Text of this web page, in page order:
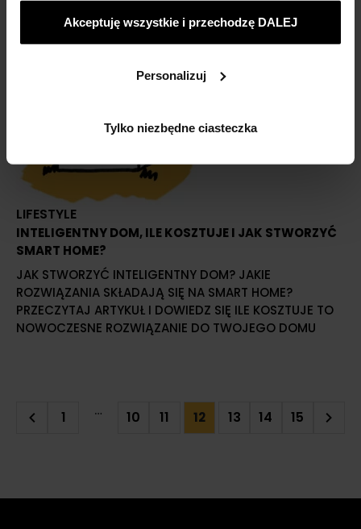
ciasteczka używając opcji „Personalizuj”; odmówić ciasteczek,
które nie są niezbędne: klikając „Tylko niezbędne ciasteczka”.
Akceptuję wszystkie i przechodzę DALEJ
Personalizuj
Tylko niezbędne ciasteczka
LIFESTYLE
INTELIGENTNY DOM, ILE KOSZTUJE I JAK STWORZYĆ
SMART HOME?
JAK STWORZYĆ INTELIGENTNY DOM? JAKIE
ROZWIĄZANIA SKŁADAJĄ SIĘ NA SMART HOME?
PRZECZYTAJ ARTYKUŁ I DOWIEDZ SIĘ ILE KOSZTUJE TO
NOWOCZESNE ROZWIĄZANIE DO TWOJEGO DOMU
1 … 10 11 12 13 14 15